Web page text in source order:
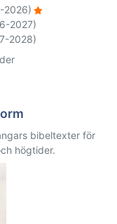
2026)
2027)
2028)
bibeltexter för
högtider.